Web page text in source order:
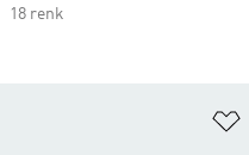
18 renk